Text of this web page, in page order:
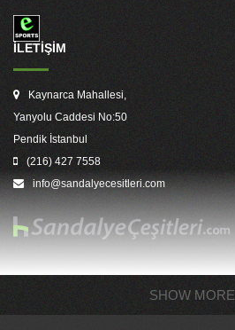
İLETİŞİM
Kaynarca Mahallesi,
Yanyolu Caddesi No:50
Pendik İstanbul
(216) 427 7558
info@sandalyecesitleri.com
SHOW MORE